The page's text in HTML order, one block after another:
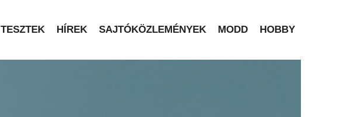
TESZTEK HÍREK SAJTÓKÖZLEMÉNYEK MODD HOBBY